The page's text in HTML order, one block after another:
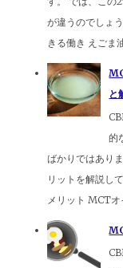
が違うのでしょ
きる働き えごま
と
的
ばかりではあり
リットを解説し
メリット MCT